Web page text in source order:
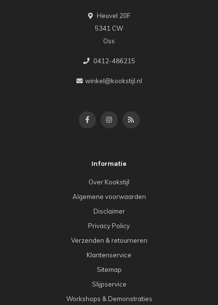
Heuvel 20F
5341 CW
Oss
0412-486215
winkel@kookstijl.nl
Informatie
Over Kookstijl
Algemene voorwaarden
Disclaimer
Privacy Policy
Verzenden & retourneren
Klantenservice
Sitemap
Slijpservice
Workshops & Demonstraties